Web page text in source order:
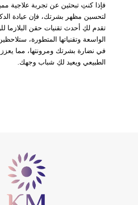
فإذا كنتِ تبحثين عن تجربة علاجية
لتحسين مظهر بشرتك، فإن عيادة
تقدم لكِ أحدث تقنيات حقن البلازما
الواسعة وتقنياتها المتطورة،
في نضارة بشرتك ومرونتها، مما
الطبيعي ويعيد لكِ شباب وجهك.